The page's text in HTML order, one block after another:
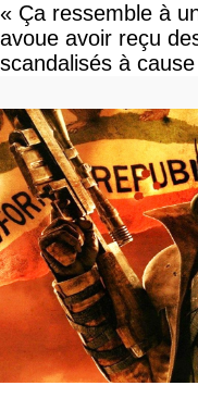
« Ça ressemble à
avoue avoir reçu
scandalisés à